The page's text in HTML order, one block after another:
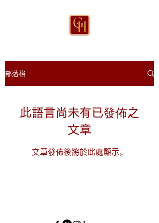
部落格
此語言尚未有已發佈之
文章
文章發佈後將於此處顯示。